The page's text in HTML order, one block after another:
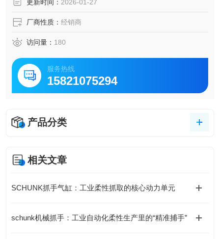
更新时间： 2026-01-27
厂商性质： 经销商
访问量： 180
服务热线
15821075294
产品分类
相关文章
SCHUNK抓手气缸：工业柔性抓取的核心动力单元
schunk机械抓手：工业自动化柔性生产里的“精准捕手”